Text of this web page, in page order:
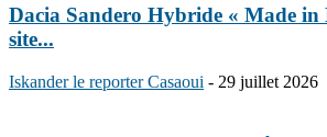
Dacia Sandero Hybride « Made in
site...
Iskander le reporter Casaoui - 29 juillet 2026